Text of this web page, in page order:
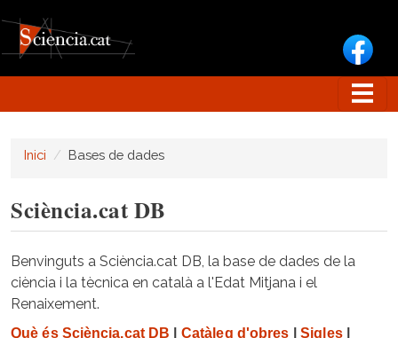
Inici Bases de dades
Sciència.cat DB
Benvinguts a Sciència.cat DB, la base de dades de la
ciència i la tècnica en català a l'Edat Mitjana i el
Renaixement.
Què és Sciència.cat DB Catàleg d'obres Sigles|